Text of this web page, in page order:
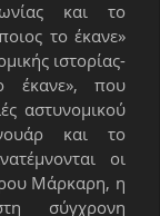
και το
το έκανε»
ιστορίας-
έκανε», που
αστυνομικού
και το
οι
Μάρκαρη, η
σύγχρονη